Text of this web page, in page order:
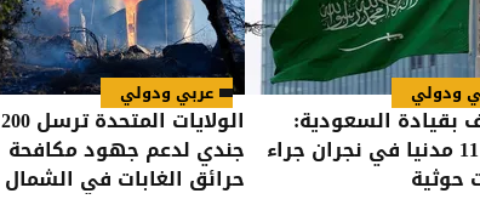
ودولي
بقيادة السعودية:
إصابة 11 مدنيا في نجران جراء
حوثية
عربي ودولي
الولايات المتحدة ترسل 200
جندي لدعم جهود مكافحة
حرائق الغابات في الشمال